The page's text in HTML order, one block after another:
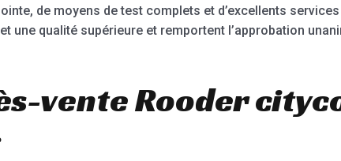
de moyens de test complets et d’excellents
une qualité supérieure et remportent l’approbation
vente Rooder